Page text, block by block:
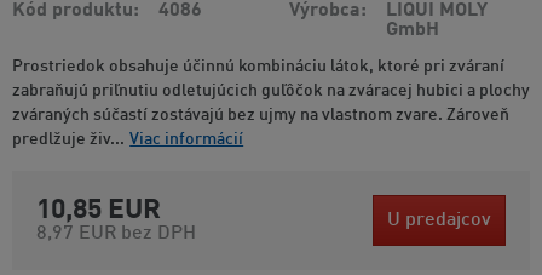
Kód produktu 4086 Výrobca
LIQUI MOLY
GmbH
Prostriedok obsahuje účinnú kombináciu látok, ktoré pri zváraní
zabraňujú priľnutiu odletujúcich guľôčok na zváracej hubici a plochy
zváraných súčastí zostávajú bez ujmy na vlastnom zvare. Zároveň
predlžuje živ... Viac informácií
10,85 EUR
8,97 EUR bez DPH
U predajcov